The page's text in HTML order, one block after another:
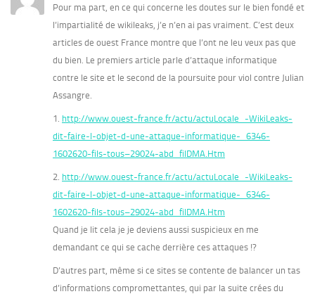
Pour ma part, en ce qui concerne les doutes sur le bien fondé et
l’impartialité de wikileaks, j’e n’en ai pas vraiment. C’est deux
articles de ouest France montre que l’ont ne leu veux pas que
du bien. Le premiers article parle d’attaque informatique
contre le site et le second de la poursuite pour viol contre Julian
Assangre.
1. http://www.ouest-france.fr/actu/actuLocale_-WikiLeaks-
dit-faire-l-objet-d-une-attaque-informatique-_6346-
1602620-fils-tous–29024-abd_filDMA.Htm
2. http://www.ouest-france.fr/actu/actuLocale_-WikiLeaks-
dit-faire-l-objet-d-une-attaque-informatique-_6346-
1602620-fils-tous–29024-abd_filDMA.Htm
Quand je lit cela je je deviens aussi suspicieux en me
demandant ce qui se cache derrière ces attaques !?
D’autres part, même si ce sites se contente de balancer un tas
d’informations compromettantes, qui par la suite crées du